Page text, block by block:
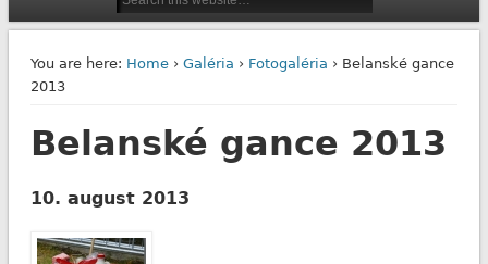
You are here: Home› Galéria › Fotogaléria › Belanské gance
2013
Belanské gance 2013
10. august 2013